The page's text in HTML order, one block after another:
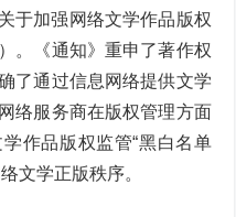
于加强网络文学作品版权
。《通知》重申了著作权
了通过信息网络提供文学
络服务商在版权管理方面
作品版权监管“黑白名单
文学正版秩序。